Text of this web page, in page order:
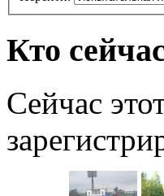
Кто
Сейчас